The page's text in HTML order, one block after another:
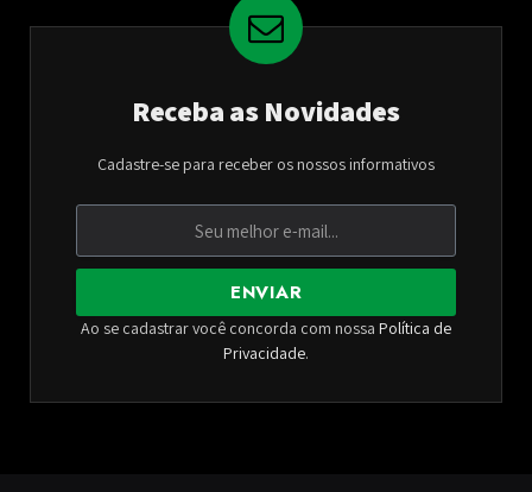
Receba as Novidades
Cadastre-se para receber os nossos informativos
ENVIAR
Ao se cadastrar você concorda com nossa Política de
Privacidade.